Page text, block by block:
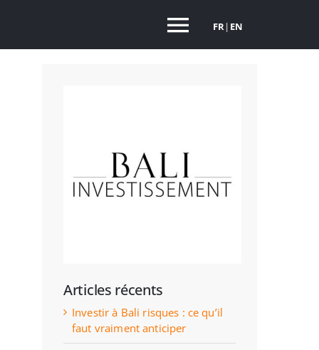
Toggle
FR | EN
Articles récents
Investir à Bali risques : ce qu’il
faut vraiment anticiper